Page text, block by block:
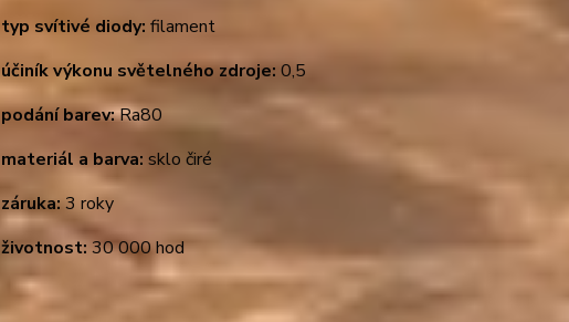
typ svítivé diody: filament
účiník výkonu světelného zdroje: 0,5
podání barev:Ra80
materiál a barva: sklo čiré
záruka:3 roky
životnost:30 000 hod